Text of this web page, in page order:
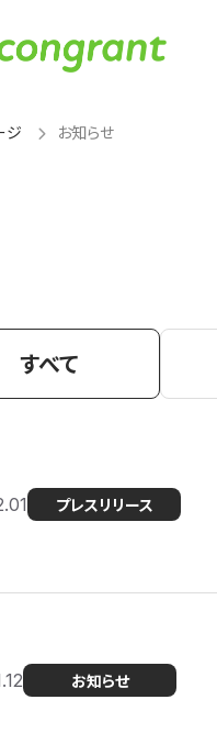
ジ お知らせ
すべて
プレスリリース
お知らせ